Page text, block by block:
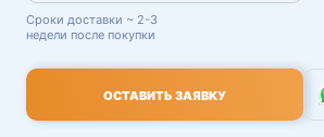
Сроки доставки ~ 2-3
недели после покупки
ОСТАВИТЬ ЗАЯВКУ